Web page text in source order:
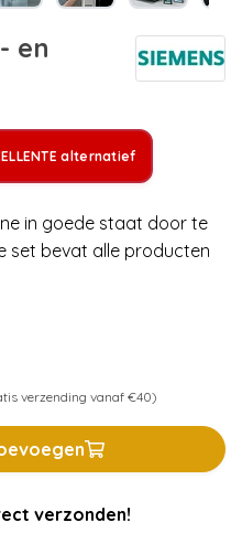
en
alternatief
in goede staat door te
set bevat alle producten
verzending vanaf €40)
verzonden!